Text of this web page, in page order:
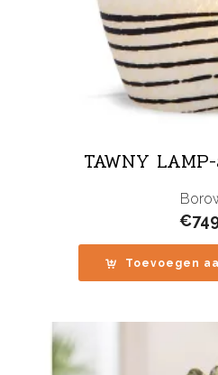
TAWNY
€
Toevoegen